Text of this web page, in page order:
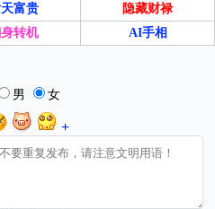
天富贵
隐藏财禄
转机 AI手相